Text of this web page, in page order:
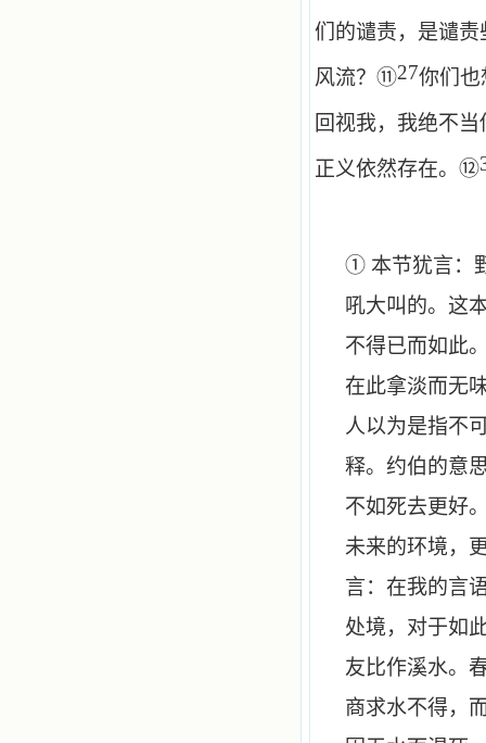
们的谴责，是谴责
风流？ ⑪27你们也
回视我，我绝不
正义依然存在。 ⑫
① 本节犹言：
吼大叫的。这
不得已而如此
在此拿淡而无
人以为是指不
释。约伯的意
不如死去更好
未来的环境，
言：在我的言
处境，对于如
友比作溪水。
商求水不得，